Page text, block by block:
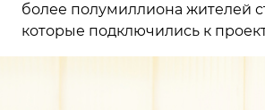
более полумиллиона жителей
которые подключились к